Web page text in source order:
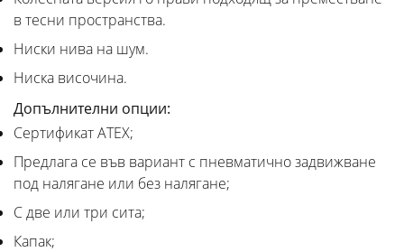
в тесни пространства.
Ниски нива на шум.
Ниска височина.
Допълнителни опции:
Сертификат ATEX;
Предлага се във вариант с пневматично задвижване
под налягане или без налягане;
С две или три сита;
Капак;